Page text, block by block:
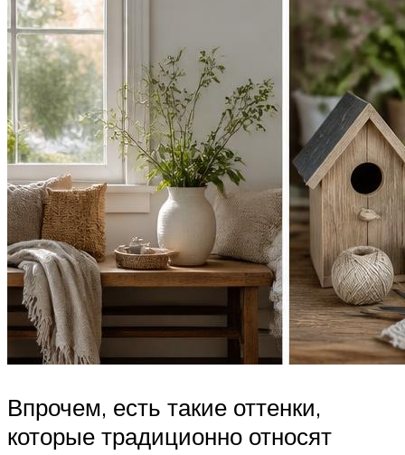
Впрочем, есть такие оттенки,
которые традиционно относят